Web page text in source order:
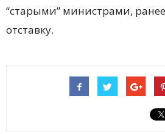
“старыми” министрами,
отставку.